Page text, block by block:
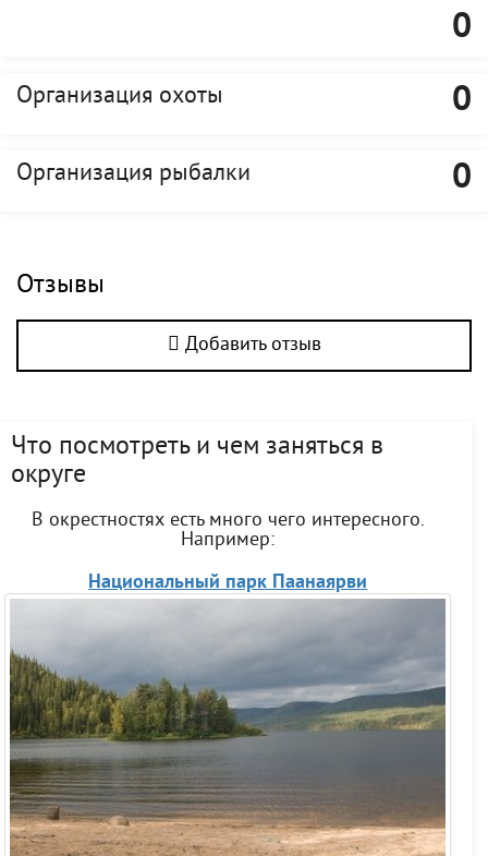
0
Организация охоты 0
Организация рыбалки 0
Отзывы
Добавить отзыв
Что посмотреть и чем заняться в
округе
В окрестностях есть много чего интересного.
Например:
Национальный парк Паанаярви